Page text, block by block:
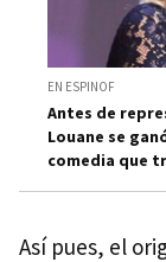
EN ESPINOF
Antes de
Louane se
comedia que
Así pues, el